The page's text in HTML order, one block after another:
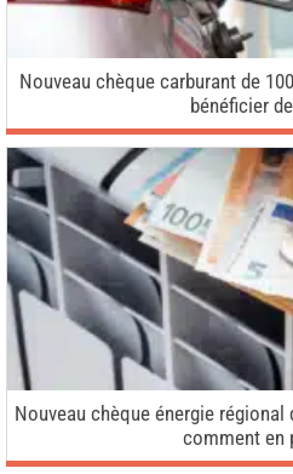
Nouveau chèque carburant de
bénéficier
Nouveau chèque énergie
comment en